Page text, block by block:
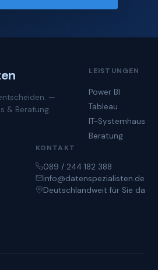
—
& Beratung.
LEISTUNGEN
Power BI
Tableau
IT-Systemhaus
Beratung
KONTAKT
089 / 244 182 388
info@datenspezialisten.de
Deutschlandweit für Sie da